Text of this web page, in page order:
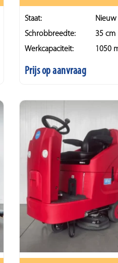
Staat:
Nieuw
Schrobbreedte:
35 cm
Werkcapaciteit:
1050
Prijs op aanvraag